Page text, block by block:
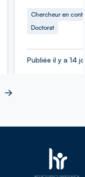
Chercheur en
Doctorat
Publiée il y a 14